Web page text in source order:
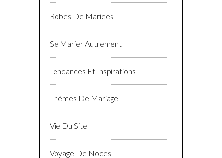
Robes De Mariees
Se Marier Autrement
Tendances Et Inspirations
Thèmes De Mariage
Vie Du Site
Voyage De Noces